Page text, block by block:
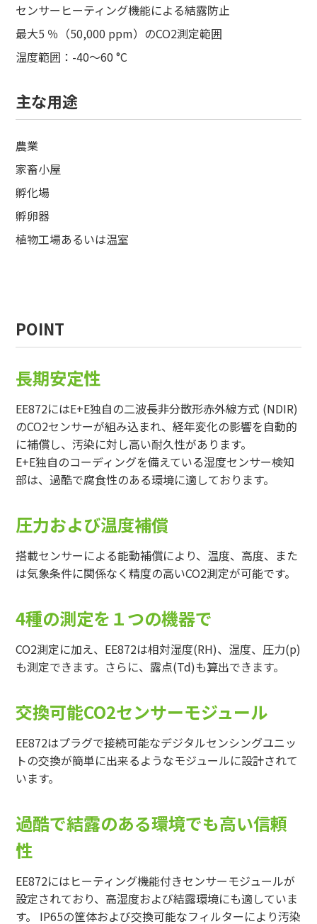
センサーヒーティング機能による結露防止
最大5 ％（50,000 ppm）のCO2測定範囲
温度範囲：-40〜60 °C
主な用途
農業
家畜小屋
孵化場
孵卵器
植物工場あるいは温室
POINT
長期安定性
EE872にはE+E独自の二波長非分散形赤外線方式 (NDIR)
のCO2センサーが組み込まれ、経年変化の影響を自動的
に補償し、汚染に対し高い耐久性があります。
E+E独自のコーディングを備えている湿度センサー検知
部は、過酷で腐食性のある環境に適しております。
圧力および温度補償
搭載センサーによる能動補償により、温度、高度、また
は気象条件に関係なく精度の高いCO2測定が可能です。
4種の測定を１つの機器で
CO2測定に加え、EE872は相対湿度(RH)、温度、圧力(p)
も測定できます。さらに、露点(Td)も算出できます。
交換可能CO2センサーモジュール
EE872はプラグで接続可能なデジタルセンシングユニッ
トの交換が簡単に出来るようなモジュールに設計されて
います。
過酷で結露のある環境でも高い信頼
性
EE872にはヒーティング機能付きセンサーモジュールが
設定されており、高湿度および結露環境にも適していま
す。 IP65の筐体および交換可能なフィルターにより汚染